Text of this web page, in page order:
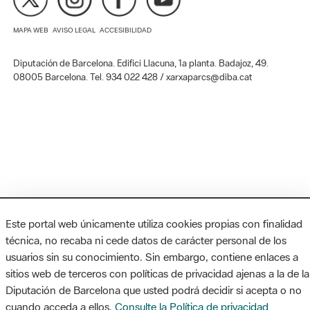
MAPA WEB AVISO LEGAL ACCESIBILIDAD
Diputación de Barcelona. Edifici Llacuna, 1a planta. Badajoz, 49.
08005 Barcelona. Tel. 934 022 428 / xarxaparcs@diba.cat
Este portal web únicamente utiliza cookies propias con finalidad
técnica, no recaba ni cede datos de carácter personal de los
usuarios sin su conocimiento. Sin embargo, contiene enlaces a
sitios web de terceros con políticas de privacidad ajenas a la de la
Diputación de Barcelona que usted podrá decidir si acepta o no
cuando acceda a ellos. Consulte la Política de privacidad